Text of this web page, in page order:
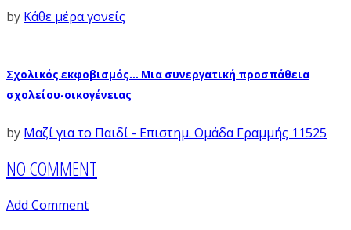
by Κάθε μέρα γονείς
Σχολικός εκφοβισμός… Μια συνεργατική προσπάθεια
σχολείου-οικογένειας
by Μαζί για το Παιδί - Επιστημ. Ομάδα Γραμμής 11525
NO COMMENT
Add Comment